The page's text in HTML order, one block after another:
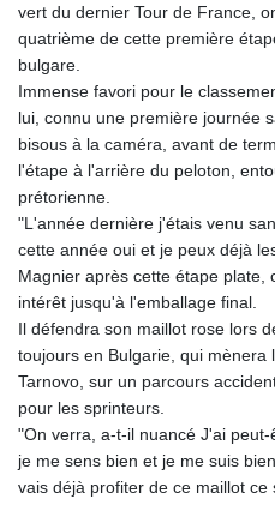
vert du dernier Tour de France,
quatrième de cette première
bulgare.
Immense favori pour le
lui, connu une première journée
bisous à la caméra, avant de
l'étape à l'arrière du peloton,
prétorienne.
"L'année dernière j'étais venu
cette année oui et je peux déjà
Magnier après cette étape plate,
intérêt jusqu'à l'emballage final.
Il défendra son maillot rose lors
toujours en Bulgarie, qui mènera
Tarnovo, sur un parcours
pour les sprinteurs.
"On verra, a-t-il nuancé J'ai
je me sens bien et je me suis
vais déjà profiter de ce maillot ce